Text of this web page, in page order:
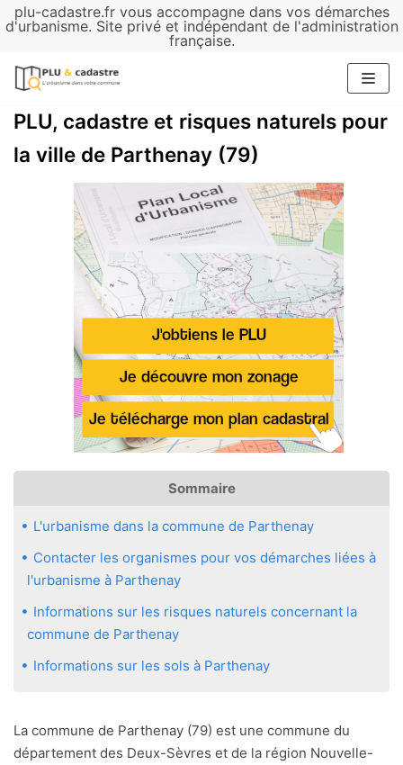
plu-cadastre.fr vous accompagne dans vos démarches
d'urbanisme. Site privé et indépendant de l'administration
française.
Aller
contenu
PLU, cadastre et risques naturels pour
la ville de Parthenay (79)
Sommaire
L'urbanisme dans la commune de Parthenay
Contacter les organismes pour vos démarches liées à
l'urbanisme à Parthenay
Informations sur les risques naturels concernant la
commune de Parthenay
Informations sur les sols à Parthenay
La commune de Parthenay (79) est une commune du
département des Deux-Sèvres et de la région Nouvelle-